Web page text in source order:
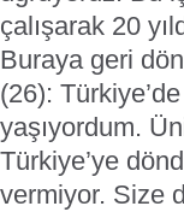
çalışarak 20
Buraya geri
(26):
yaşıyordum.
Türkiye’ye
vermiyor. Size